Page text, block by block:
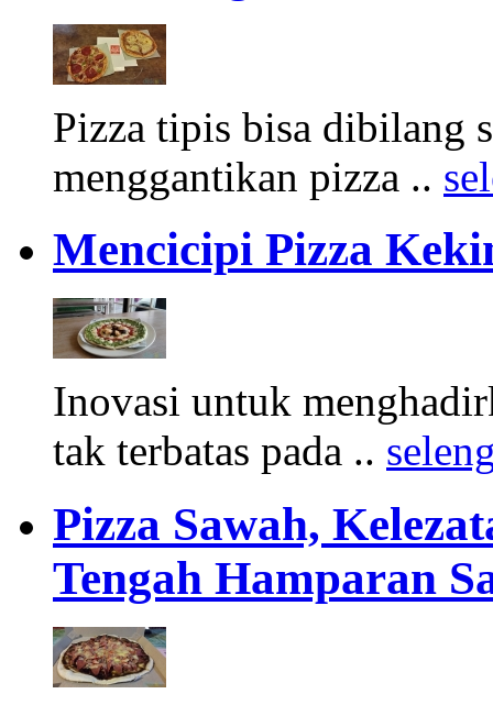
Pizza tipis bisa dibilang
menggantikan pizza ..
Mencicipi Pizza
Inovasi untuk
tak terbatas pada ..
Pizza Sawah,
Tengah Hamparan